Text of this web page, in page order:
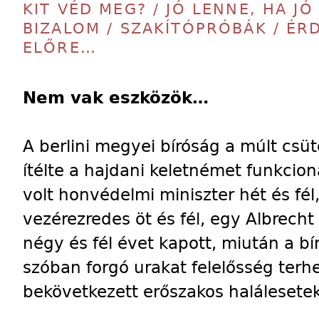
KIT VÉD MEG? / JÓ LENNE, HA
BIZALOM / SZAKÍTÓPRÓBÁK /
ELŐRE…
Nem vak eszközök…
A berlini megyei bíróság a múlt
ítélte a hajdani keletnémet
volt honvédelmi miniszter hét és
vezérezredes öt és fél, egy
négy és fél évet kapott, miután a
szóban forgó urakat felelősség
bekövetkezett erőszakos